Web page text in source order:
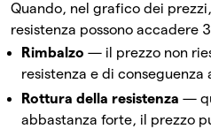
Quando, nel grafico dei
resistenza possono accadere
Rimbalzo — il prezzo non
resistenza e di conseguenza
Rottura della resistenza —
abbastanza forte, il prezzo